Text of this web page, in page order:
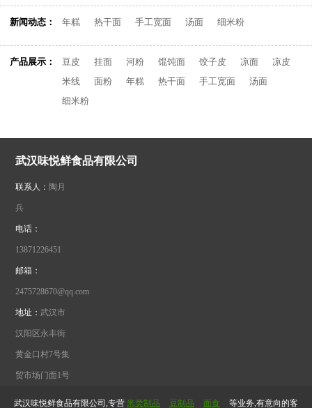
新闻动态： 年糕 热干面 手工宽面 汤面 细米粉
产品展示： 豆皮 挂面 河粉 馄饨面 饺子皮 凉面
凉皮
米线
面粉 年糕 热干面 手工宽面
汤面
细米粉
武汉味悦鲜食品有限公司
联系人： 陶月
兵
电话：
13871226451
邮箱：
2475728670@qq.com
地址：武汉市
汉阳区永丰街
黄金口村7号集
贸市场门面1号
武汉味悦鲜食品有限公司,专营 米类制品 豆制品 面食 等业务,有意向的客